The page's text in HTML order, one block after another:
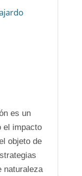
es un
el impacto
objeto de
naturaleza